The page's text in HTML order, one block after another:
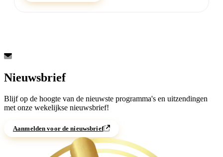
Nieuwsbrief
Blijf op de hoogte van de nieuwste programma's en uitzendingen
met onze wekelijkse nieuwsbrief!
Aanmelden voor de nieuwsbrief